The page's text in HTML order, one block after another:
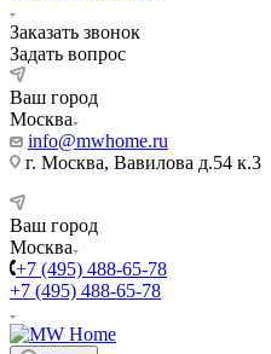
Заказать звонок
Задать вопрос
Ваш город
Москва
info@mwhome.ru
г. Москва, Вавилова д.54 к.3
Ваш город
Москва
+7 (495) 488-65-78
+7 (495) 488-65-78